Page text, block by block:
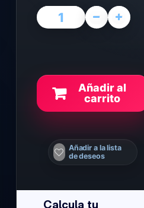
Añadir al
carrito
Añadir a la lista
de deseos